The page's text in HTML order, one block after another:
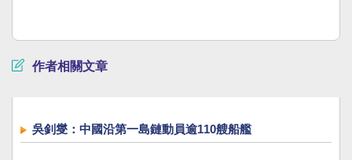
作者相關文章
吳釗燮：中國沿第一島鏈動員逾110艘船艦